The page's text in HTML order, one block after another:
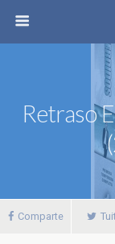
Retraso
Comparte